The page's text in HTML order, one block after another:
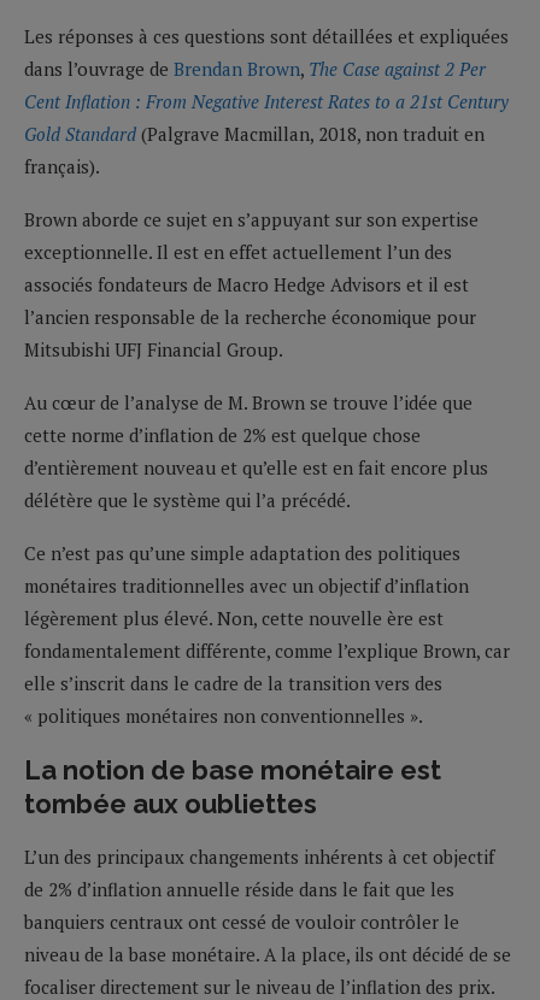
Les réponses à ces questions sont détaillées et expliquées
dans l’ouvrage de Brendan Brown, The Case against 2 Per
Cent Inflation : From Negative Interest Rates to a 21st Century
Gold Standard (Palgrave Macmillan, 2018, non traduit en
français).
Brown aborde ce sujet en s’appuyant sur son expertise
exceptionnelle. Il est en effet actuellement l’un des
associés fondateurs de Macro Hedge Advisors et il est
l’ancien responsable de la recherche économique pour
Mitsubishi UFJ Financial Group.
Au cœur de l’analyse de M. Brown se trouve l’idée que
cette norme d’inflation de 2% est quelque chose
d’entièrement nouveau et qu’elle est en fait encore plus
délétère que le système qui l’a précédé.
Ce n’est pas qu’une simple adaptation des politiques
monétaires traditionnelles avec un objectif d’inflation
légèrement plus élevé. Non, cette nouvelle ère est
fondamentalement différente, comme l’explique Brown, car
elle s’inscrit dans le cadre de la transition vers des
« politiques monétaires non conventionnelles ».
La notion de base monétaire est
tombée aux oubliettes
L’un des principaux changements inhérents à cet objectif
de 2% d’inflation annuelle réside dans le fait que les
banquiers centraux ont cessé de vouloir contrôler le
niveau de la base monétaire. A la place, ils ont décidé de se
focaliser directement sur le niveau de l’inflation des prix.